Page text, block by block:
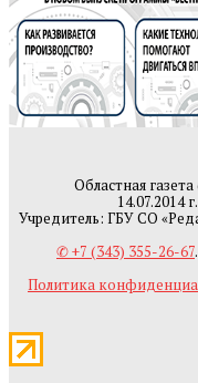
Областная
14.07.2014
Учредитель: ГБУ СО
✆ +7 (343) 355-26-67
Политика